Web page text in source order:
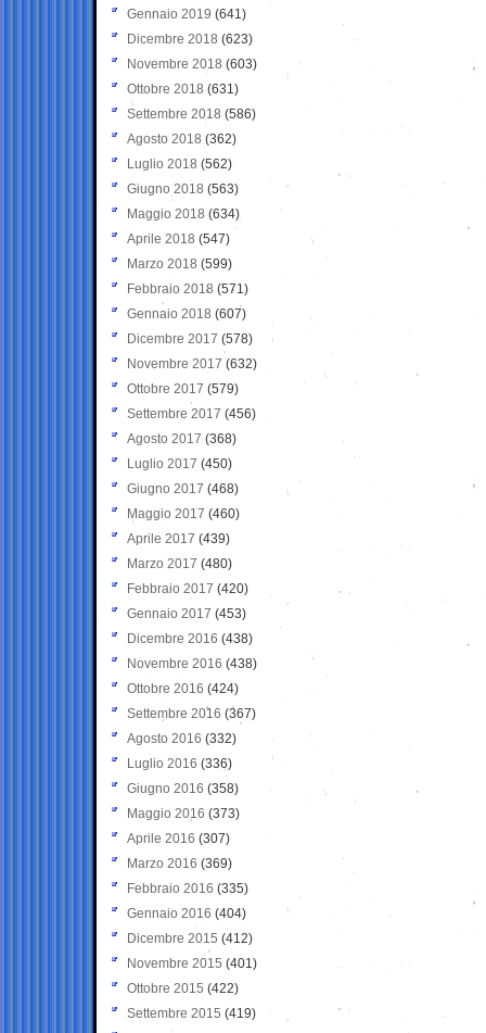
Gennaio 2019 (641)
Dicembre 2018 (623)
Novembre 2018 (603)
Ottobre 2018 (631)
Settembre 2018 (586)
Agosto 2018 (362)
Luglio 2018 (562)
Giugno 2018 (563)
Maggio 2018 (634)
Aprile 2018 (547)
Marzo 2018 (599)
Febbraio 2018 (571)
Gennaio 2018 (607)
Dicembre 2017 (578)
Novembre 2017 (632)
Ottobre 2017 (579)
Settembre 2017 (456)
Agosto 2017 (368)
Luglio 2017 (450)
Giugno 2017 (468)
Maggio 2017 (460)
Aprile 2017 (439)
Marzo 2017 (480)
Febbraio 2017 (420)
Gennaio 2017 (453)
Dicembre 2016 (438)
Novembre 2016 (438)
Ottobre 2016 (424)
Settembre 2016 (367)
Agosto 2016 (332)
Luglio 2016 (336)
Giugno 2016 (358)
Maggio 2016 (373)
Aprile 2016 (307)
Marzo 2016 (369)
Febbraio 2016 (335)
Gennaio 2016 (404)
Dicembre 2015 (412)
Novembre 2015 (401)
Ottobre 2015 (422)
Settembre 2015 (419)